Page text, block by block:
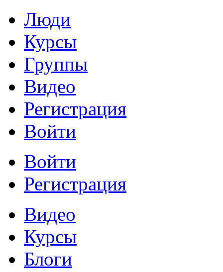
Люди
Курсы
Группы
Видео
Регистрация
Войти
Войти
Регистрация
Видео
Курсы
Блоги